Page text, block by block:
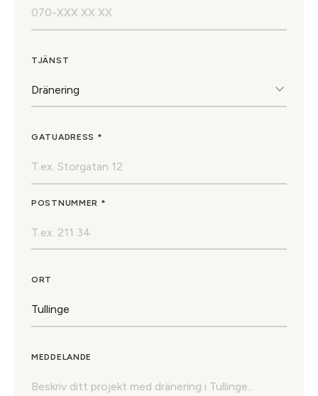
TJÄNST
GATUADRESS *
POSTNUMMER *
ORT
MEDDELANDE